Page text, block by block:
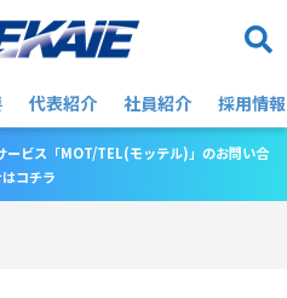
代表紹介 社員紹介 採用情報
ービス「MOT/TEL(モッテル)」のお問い合
コチラ